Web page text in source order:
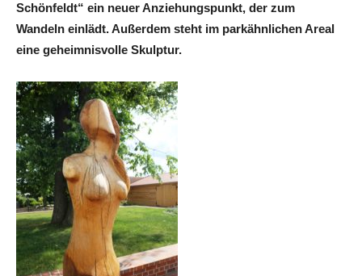
Schönfeldt“ ein neuer Anziehungspunkt, der zum
Wandeln einlädt. Außerdem steht im parkähnlichen Areal
eine geheimnisvolle Skulptur.